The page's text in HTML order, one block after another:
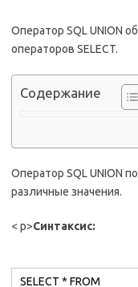
Оператор SQL UNION
операторов SELECT.
Содержание
Оператор SQL UNION
различные значения.
< p>Синтаксис: